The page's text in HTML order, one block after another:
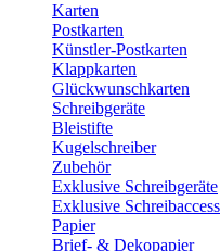
Karten
Postkarten
Künstler-Postkarten
Klappkarten
Glückwunschkarten
Schreibgeräte
Bleistifte
Kugelschreiber
Zubehör
Exklusive Schreibgeräte
Exklusive
Papier
Brief- & Dekopapier